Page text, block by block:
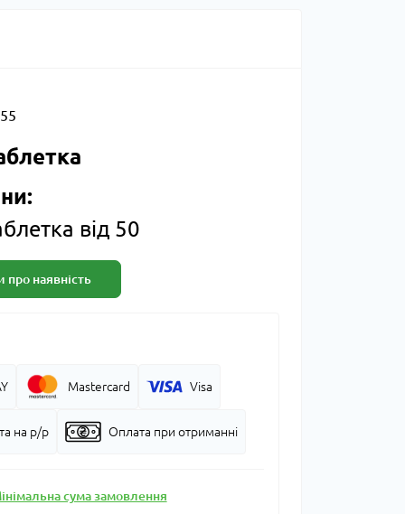
від 50
про наявність
Mastercard Visa
на р/р Оплата при отриманні
сума замовлення